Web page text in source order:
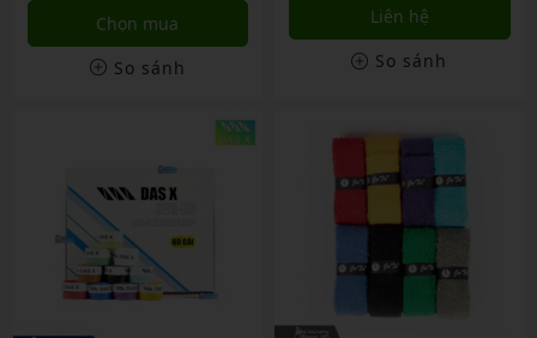
Chọn mua
So sánh
Liên hệ
So sánh